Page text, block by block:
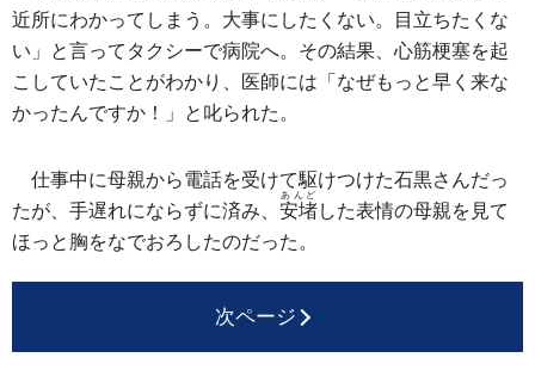
近所にわかってしまう。大事にしたくない。目立ちたくな
い」と言ってタクシーで病院へ。その結果、心筋梗塞を起
こしていたことがわかり、医師には「なぜもっと早く来な
かったんですか！」と叱られた。
仕事中に母親から電話を受けて駆けつけた石黒さんだっ
たが、手遅れにならずに済み、 安堵
あんど
した表情の母親を見て
ほっと胸をなでおろしたのだった。
次ページ